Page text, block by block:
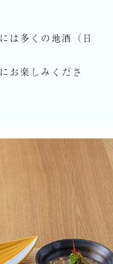
は多くの地酒（日
お楽しみくださ